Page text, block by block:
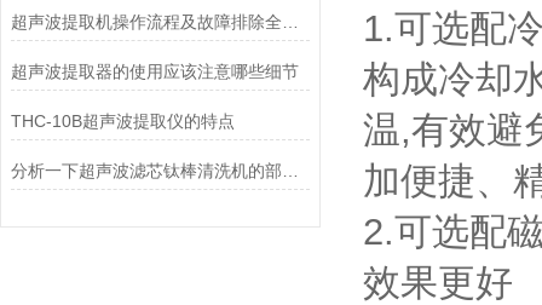
超声波提取器的使用应该注意哪些细节
THC-10B超声波提取仪的特点
1.可选配
构成冷却
温,有效避
加便捷、
2.可选配
效果更好